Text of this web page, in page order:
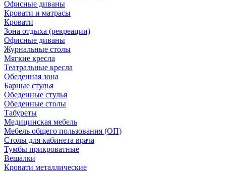
Офисные диваны
Кровати и матрасы
Кровати
Зона отдыха (рекреации)
Офисные диваны
Журнальные столы
Мягкие кресла
Театральные кресла
Обеденная зона
Барные стулья
Обеденные стулья
Обеденные столы
Табуреты
Медицинская мебель
Мебель общего пользования (ОП)
Столы для кабинета врача
Тумбы прикроватные
Вешалки
Кровати металлические